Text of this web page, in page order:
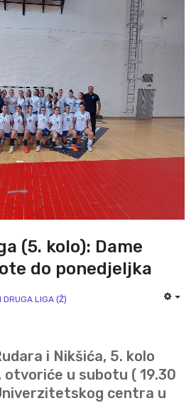
(5. kolo): Dame
do ponedjeljka
DRUGA LIGA (Ž)
i Nikšića, 5. kolo
otvoriće u subotu ( 19.30
centra u